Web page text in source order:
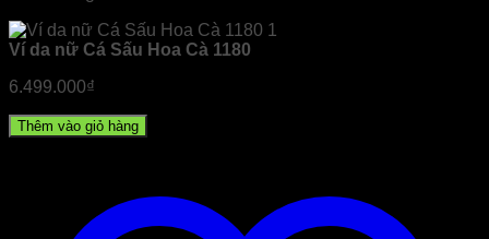
Ví da nữ Cá Sấu Hoa Cà 1180
6.499.000₫
Thêm vào giỏ hàng